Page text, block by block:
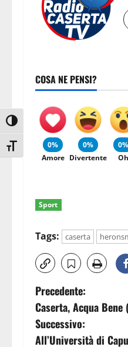
Attiva/disattiva alto
Attiva/disattiva dimensione
COSA NE PENSI?
0%
Amore
0%
Divertente
0%
Oh
Sport
Tags: caserta
N
a
Precedente:
Caserta, Acqua
Successivo:
All’Università di